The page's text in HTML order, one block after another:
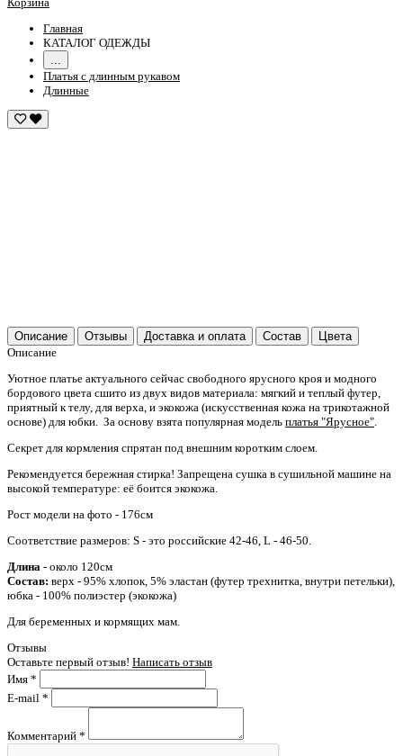
Главная
КАТАЛОГ ОДЕЖДЫ
Платья с длинным рукавом
Длинные
Описание Отзывы Доставка и оплата Состав
Цвета
Описание
Уютное платье актуального сейчас свободного ярусного кроя и модного
бордового цвета сшито из двух видов материала: мягкий и теплый футер,
приятный к телу, для верха, и экокожа (искусственная кожа на трикотажной
основе) для юбки. За основу взята популярная модель платья "Ярусное"
Секрет для кормления спрятан под внешним коротким слоем.
Рекомендуется бережная стирка! Запрещена сушка в сушильной машине на
высокой температуре: её боится экокожа.
Рост модели на фото - 176см
Соответствие размеров: S - это российские 42-46, L - 46-50.
Длина - около 120см
Состав: верх - 95% хлопок, 5% эластан (футер трехнитка, внутри петельки),
юбка - 100% полиэстер (экокожа)
Для беременных и кормящих мам.
Отзывы
Оставьте первый отзыв! Написать отзыв
Имя *
E-mail *
Комментарий *